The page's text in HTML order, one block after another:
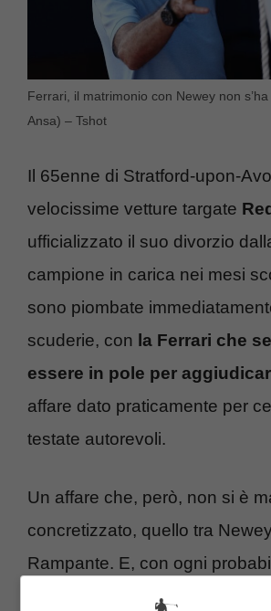
Ferrari, il matrimonio con Newey non
Ansa) – Tshot
Il 65enne di Stratford-upon-
velocissime vetture targate
ufficializzato il suo divorzio
campione in carica nei mesi
sono piombate
scuderie, con la Ferrari che
essere in pole per
affare dato praticamente per
testate autorevoli.
Un affare che, però, non si è
concretizzato, quello tra
Rampante. E, con ogni
concretizzerà mai. Perché